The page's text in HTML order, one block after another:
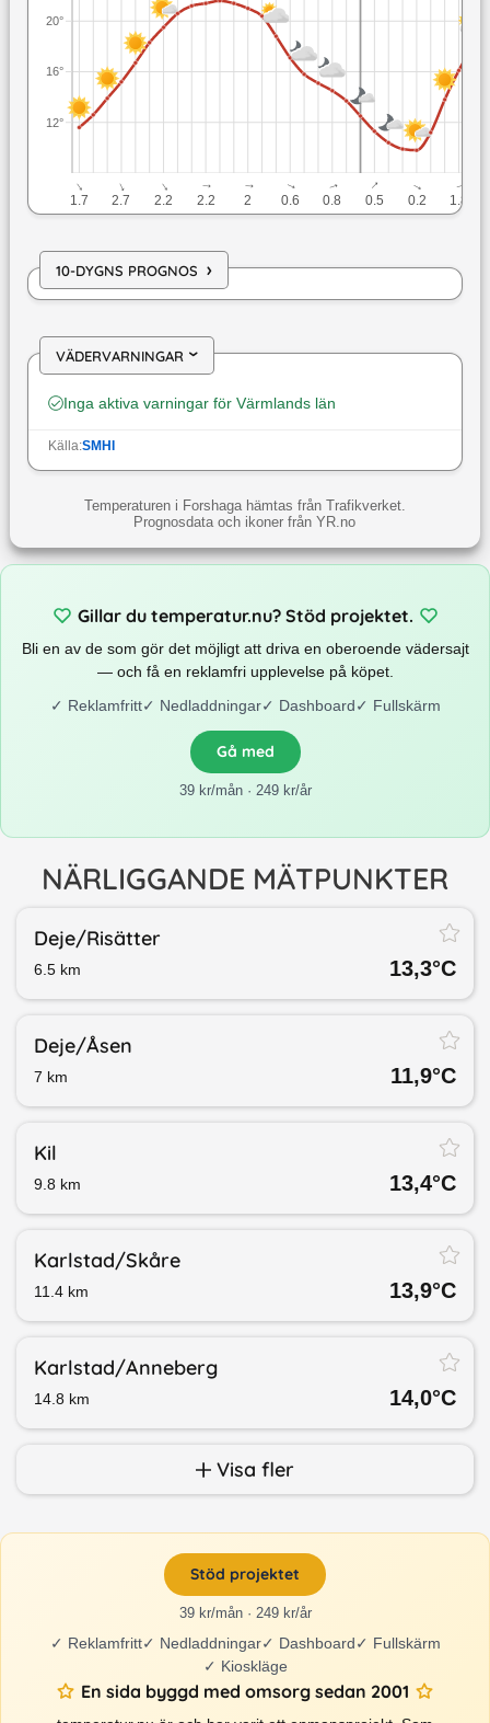
12°
16°
20°
↓
1.7
↓
2.7
↓
2.2
↓
2.2
↓
2
↓
0.6
↓
0.8
↓
0.5
↓
0.2
↓
1.8
10-DYGNS PROGNOS ›
VÄDERVARNINGAR›
Inga aktiva varningar för Värmlands län
Källa:SMHI
Temperaturen i Forshaga hämtas från Trafikverket.
Prognosdata och ikoner från YR.no
Gillar du temperatur.nu? Stöd projektet.
Bli en av de som gör det möjligt att driva en oberoende vädersajt
— och få en reklamfri upplevelse på köpet.
✓ Reklamfritt✓ Nedladdningar✓ Dashboard✓ Fullskärm
Gå med
39 kr/mån · 249 kr/år
NÄRLIGGANDE MÄTPUNKTER
Deje/​Risätter
6.5 km 13,3°C
Deje/​Åsen
7 km 11,9°C
Kil
9.8 km 13,4°C
Karlstad/​Skåre
11.4 km 13,9°C
Karlstad/​Anneberg
14.8 km 14,0°C
Visa fler
Stöd projektet
39 kr/mån · 249 kr/år
✓ Reklamfritt✓ Nedladdningar✓ Dashboard✓ Fullskärm
✓ Kioskläge
En sida byggd med omsorg sedan 2001